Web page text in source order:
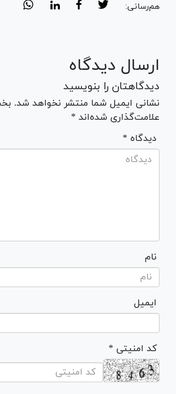
هم‌رسانی:
ارسال دیدگاه
دیدگاهتان را بنویسید
نشانی ایمیل شما منتشر نخواهد شد.
علامت‌گذاری شده‌اند *
* دیدگاه
نام
ایمیل
* کد امنیتی